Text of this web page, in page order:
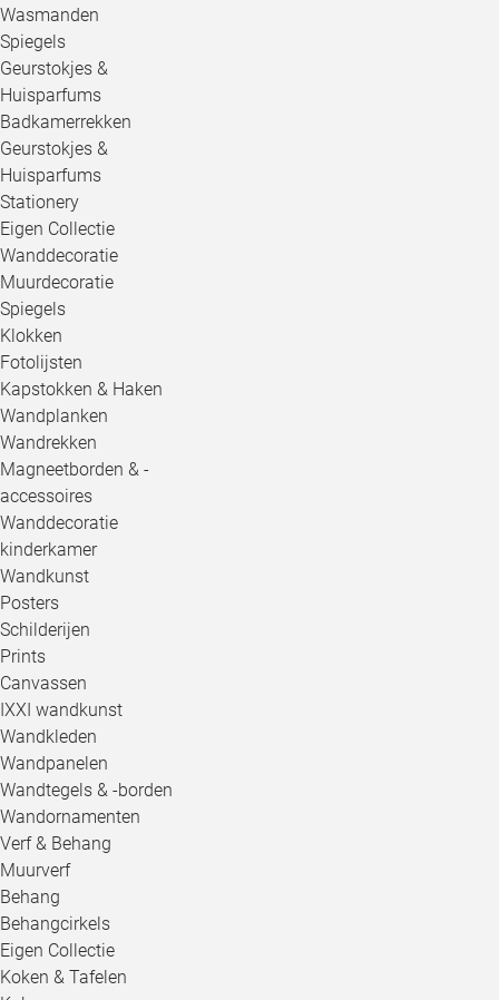
Wasmanden
Spiegels
Geurstokjes &
Huisparfums
Badkamerrekken
Geurstokjes &
Huisparfums
Stationery
Eigen Collectie
Wanddecoratie
Muurdecoratie
Spiegels
Klokken
Fotolijsten
Kapstokken & Haken
Wandplanken
Wandrekken
Magneetborden & -
accessoires
Wanddecoratie
kinderkamer
Wandkunst
Posters
Schilderijen
Prints
Canvassen
IXXI wandkunst
Wandkleden
Wandpanelen
Wandtegels & -borden
Wandornamenten
Verf & Behang
Muurverf
Behang
Behangcirkels
Eigen Collectie
Koken & Tafelen